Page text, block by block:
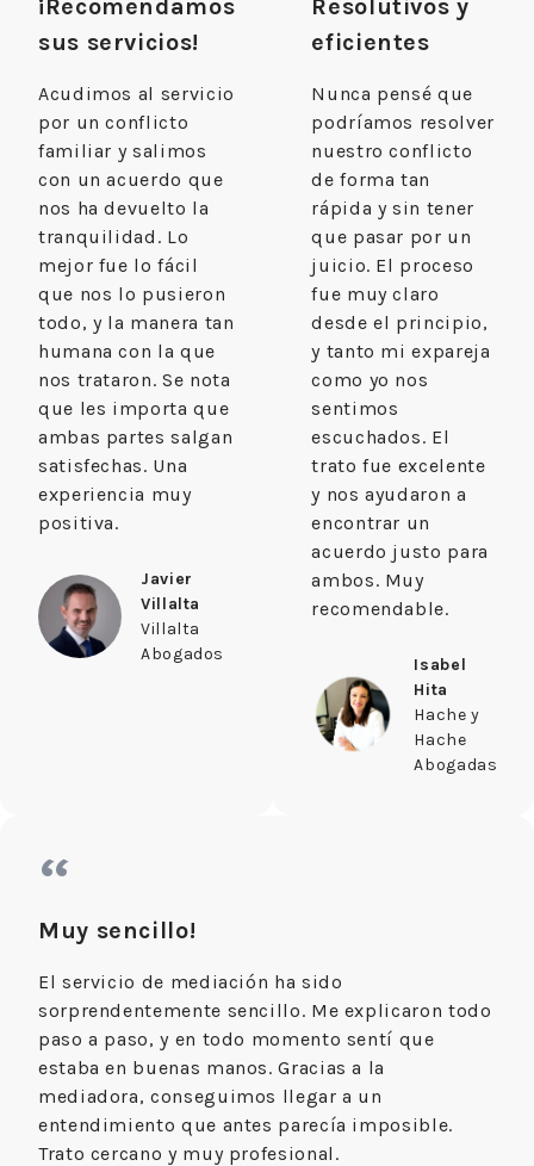
¡Recomendamos
sus servicios!
Acudimos al servicio
por un conflicto
familiar y salimos
con un acuerdo que
nos ha devuelto la
tranquilidad. Lo
mejor fue lo fácil
que nos lo pusieron
todo, y la manera tan
humana con la que
nos trataron. Se nota
que les importa que
ambas partes salgan
satisfechas. Una
experiencia muy
positiva.
Javier
Villalta
Villalta
Abogados
Resolutivos y
eficientes
Nunca pensé que
podríamos resolver
nuestro conflicto
de forma tan
rápida y sin tener
que pasar por un
juicio. El proceso
fue muy claro
desde el principio,
y tanto mi expareja
como yo nos
sentimos
escuchados. El
trato fue excelente
y nos ayudaron a
encontrar un
acuerdo justo para
ambos. Muy
recomendable.
Isabel
Hita
Hache y
Hache
Abogadas
“
Muy sencillo!
El servicio de mediación ha sido
sorprendentemente sencillo. Me explicaron todo
paso a paso, y en todo momento sentí que
estaba en buenas manos. Gracias a la
mediadora, conseguimos llegar a un
entendimiento que antes parecía imposible.
Trato cercano y muy profesional.